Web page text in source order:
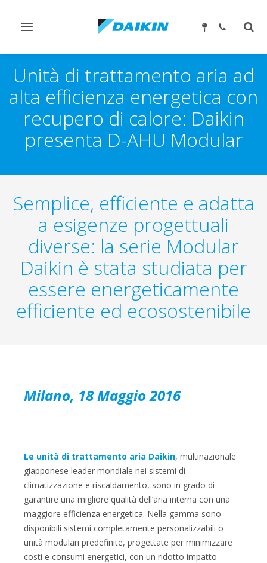
Attiva/disattiva
Unità di trattamento aria ad
alta efficienza energetica con
recupero di calore: Daikin
presenta D-AHU Modular
Semplice, efficiente e adatta
a esigenze progettuali
diverse: la serie Modular
Daikin è stata studiata per
essere energeticamente
efficiente ed ecosostenibile
Milano, 18 Maggio 2016
Le unità di trattamento aria Daikin, multinazionale
giapponese leader mondiale nei sistemi di
climatizzazione e riscaldamento, sono in grado di
garantire una migliore qualità dell’aria interna con una
maggiore efficienza energetica. Nella gamma sono
disponibili sistemi completamente personalizzabili o
unità modulari predefinite, progettate per minimizzare
costi e consumi energetici, con un ridotto impatto